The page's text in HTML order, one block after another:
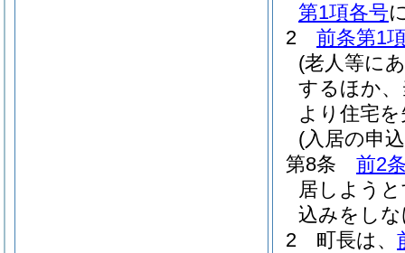
第1項各号
2
前条第1
(老人等に
するほか
より住宅
(入居の申
第8条
前2
居しよう
込みをし
2
町長は、